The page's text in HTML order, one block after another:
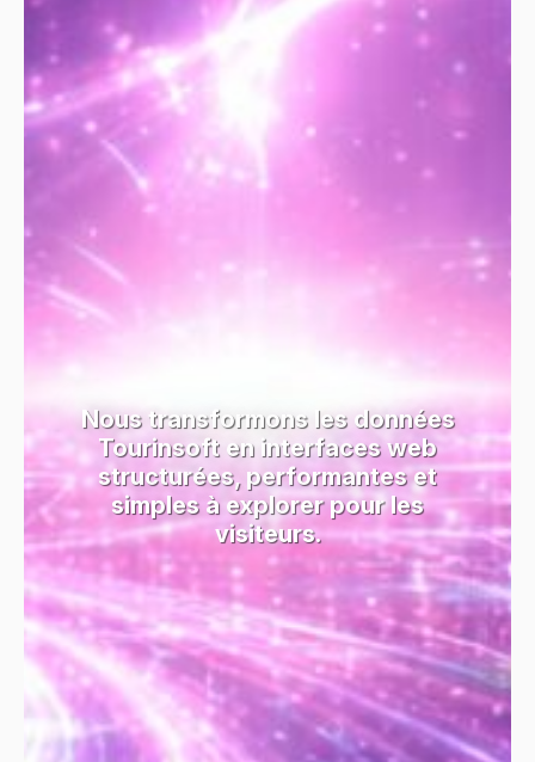
Nous transformons les données
Tourinsoft en interfaces web
structurées, performantes et
simples à explorer pour les
visiteurs.